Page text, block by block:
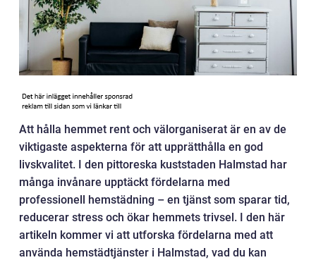
Att hålla hemmet rent och välorganiserat är en av de
viktigaste aspekterna för att upprätthålla en god
livskvalitet. I den pittoreska kuststaden Halmstad har
många invånare upptäckt fördelarna med
professionell hemstädning – en tjänst som sparar tid,
reducerar stress och ökar hemmets trivsel. I den här
artikeln kommer vi att utforska fördelarna med att
använda hemstädtjänster i Halmstad, vad du kan